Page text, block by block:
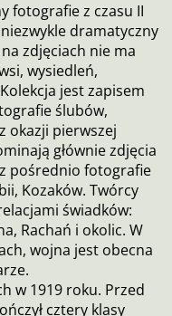
fotografie z czasu II
dramatyczny
zdjęciach nie ma
wysiedleń,
jest zapisem
ślubów,
okazji pierwszej
głównie zdjęcia
pośrednio fotografie
Kozaków. Twórcy
świadków:
Rachań i okolic. W
wojna jest obecna
w 1919 roku. Przed
cztery klasy